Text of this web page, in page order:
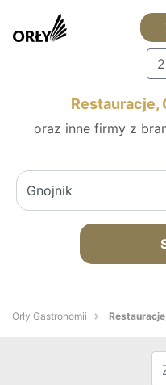
Restauracje,
oraz inne firmy z
Orły Gastronomii